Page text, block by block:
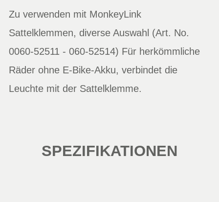
Zu verwenden mit MonkeyLink
Sattelklemmen, diverse Auswahl (Art. No.
0060-52511 - 060-52514) Für herkömmliche
Räder ohne E-Bike-Akku, verbindet die
Leuchte mit der Sattelklemme.
SPEZIFIKATIONEN